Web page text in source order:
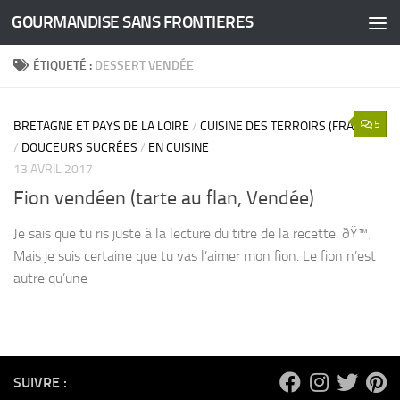
Skip to content
GOURMANDISE SANS FRONTIERES
ÉTIQUETÉ : DESSERT VENDÉE
5
BRETAGNE ET PAYS DE LA LOIRE / CUISINE DES TERROIRS (FRANCE)
/ DOUCEURS SUCRÉES / EN CUISINE
13 AVRIL 2017
Fion vendéen (tarte au flan, Vendée)
Je sais que tu ris juste à la lecture du titre de la recette. ðŸ™‚
Mais je suis certaine que tu vas l’aimer mon fion. Le fion n’est
autre qu’une
SUIVRE :